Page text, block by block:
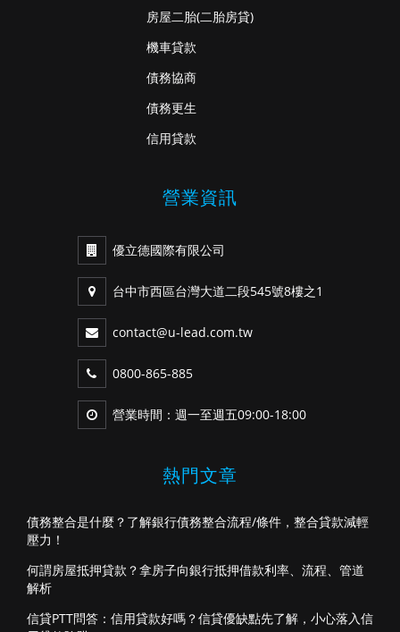
房屋二胎(二胎房貸)
機車貸款
債務協商
債務更生
信用貸款
營業資訊
優立德國際有限公司
台中市西區台灣大道二段545號8樓之1
contact@u-lead.com.tw
0800-865-885
營業時間：週一至週五09:00-18:00
熱門文章
債務整合是什麼？了解銀行債務整合流程/條件，整合貸款減輕
壓力！
何謂房屋抵押貸款？拿房子向銀行抵押借款利率、流程、管道
解析
信貸PTT問答：信用貸款好嗎？信貸優缺點先了解，小心落入信